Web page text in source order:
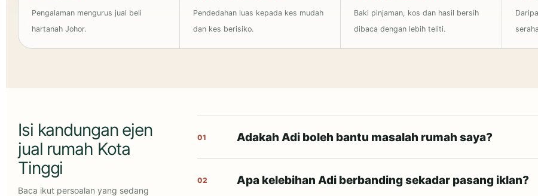
Pengalaman mengurus jual beli
hartanah Johor.
Pendedahan luas kepada kes mudah
dan kes berisiko.
Baki pinjaman, kos dan hasil bersih
dibaca dengan lebih teliti.
Isi kandungan ejen
jual rumah Kota
Tinggi
Baca ikut persoalan yang sedang
01 Adakah Adi boleh bantu masalah rumah saya?
02 Apa kelebihan Adi berbanding sekadar pasang iklan?